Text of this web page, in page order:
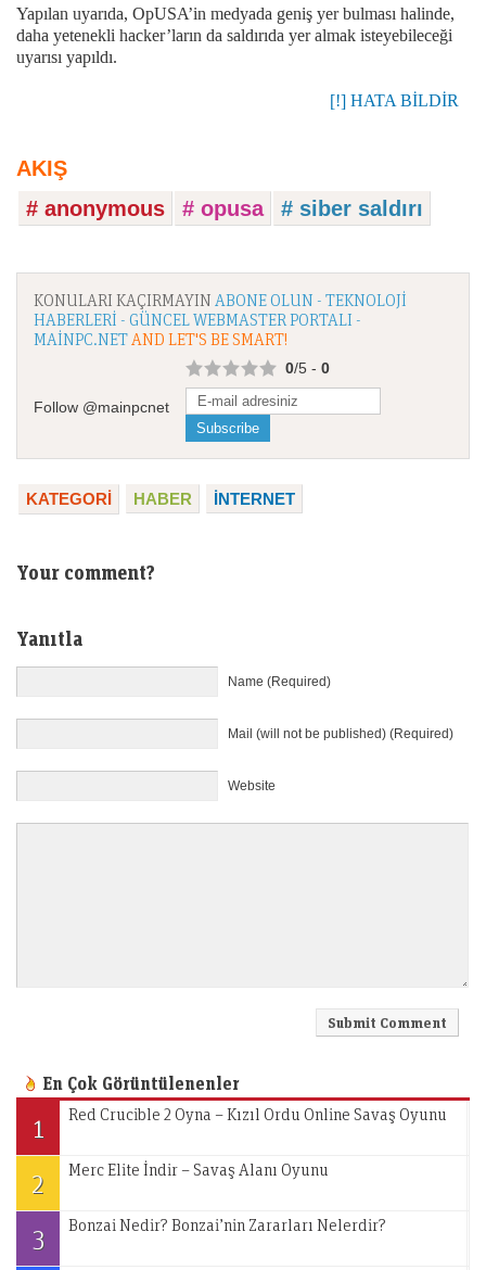
Yapılan uyarıda, OpUSA’in medyada geniş yer bulması halinde,
daha yetenekli hacker’ların da saldırıda yer almak isteyebileceği
uyarısı yapıldı.
[!] HATA BİLDİR
AKIŞ
# anonymous
# opusa # siber saldırı
KONULARI KAÇIRMAYIN ABONE OLUN - TEKNOLOJI
HABERLERI - GÜNCEL WEBMASTER PORTALI -
MAINPC.NET AND LET'S BE SMART!
Follow @mainpcnet
0/5 - 0
KATEGORI HABER İNTERNET
Your comment?
Yanıtla
Name (Required)
Mail (will not be published) (Required)
Website
En Çok Görüntülenenler
1 Red Crucible 2 Oyna – Kızıl Ordu Online Savaş Oyunu
2 Merc Elite İndir – Savaş Alanı Oyunu
3 Bonzai Nedir? Bonzai’nin Zararları Nelerdir?